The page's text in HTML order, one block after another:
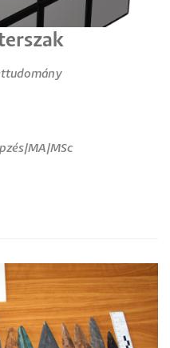
MA/MSc